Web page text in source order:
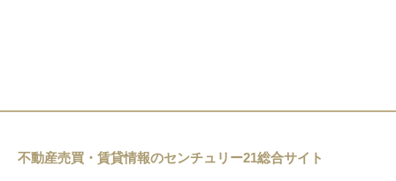
不動産売買・賃貸情報のセンチュリー21総合サイト